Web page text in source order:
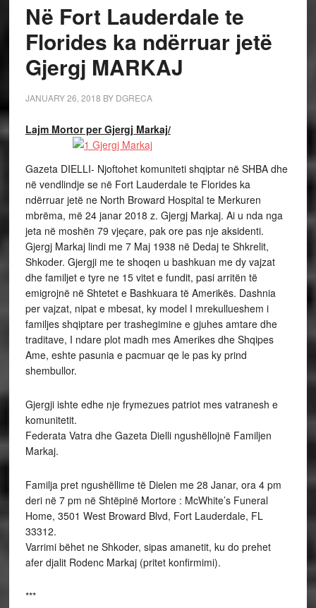
Në Fort Lauderdale te
Florides ka ndërruar jetë
Gjergj MARKAJ
JANUARY 26, 2018 BY DGRECA
Lajm Mortor per Gjergj Markaj/
Gazeta DIELLI- Njoftohet komuniteti shqiptar në SHBA dhe
në vendlindje se në Fort Lauderdale te Florides ka
ndërruar jetë ne North Broward Hospital te Merkuren
mbrëma, më 24 janar 2018 z. Gjergj Markaj. Ai u nda nga
jeta në moshën 79 vjeçare, pak ore pas nje aksidenti.
Gjergj Markaj lindi me 7 Maj 1938 në Dedaj te Shkrelit,
Shkoder. Gjergji me te shoqen u bashkuan me dy vajzat
dhe familjet e tyre ne 15 vitet e fundit, pasi arritën të
emigrojnë në Shtetet e Bashkuara të Amerikës. Dashnia
per vajzat, nipat e mbesat, ky model I mrekullueshem i
familjes shqiptare per trashegimine e gjuhes amtare dhe
traditave, I ndare plot madh mes Amerikes dhe Shqipes
Ame, eshte pasunia e pacmuar qe le pas ky prind
shembullor.
Gjergji ishte edhe nje frymezues patriot mes vatranesh e
komunitetit.
Federata Vatra dhe Gazeta Dielli ngushëllojnë Familjen
Markaj.
Familja pret ngushëllime të Dielen me 28 Janar, ora 4 pm
deri në 7 pm në Shtëpinë Mortore : McWhite’s Funeral
Home, 3501 West Broward Blvd, Fort Lauderdale, FL
33312.
Varrimi bëhet ne Shkoder, sipas amanetit, ku do prehet
afer djalit Rodenc Markaj (pritet konfirmimi).
***